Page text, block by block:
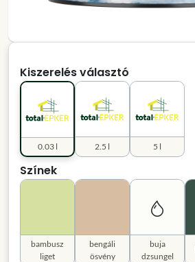
Kiszerelés választó
0.03 l 2.5 l 5 l
Színek
bambusz
liget
bengáli
ösvény
buja
dzsungel